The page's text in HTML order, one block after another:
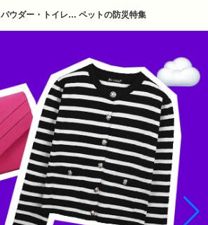
ウダー・トイレ… ペットの防災特集